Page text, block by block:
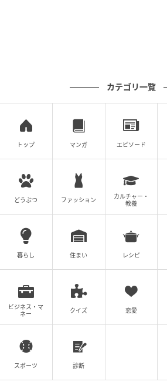
カテゴリ一覧
トップ マンガ エピソード
どうぶつ ファッション
カルチャー・
教養
暮らし 住まい レシピ
ビジネス・マ
ネー
クイズ 恋愛
スポーツ 診断